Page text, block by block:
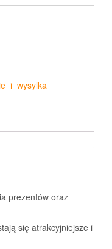
prezentów oraz
się atrakcyjniejsze i